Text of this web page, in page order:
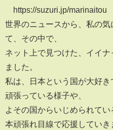
https://suzuri.jp/marinaitou
世界のニュースから、私の気
て、その中で、
ネット上で見つけた、イイ
ました。
私は、日本という国が大好
頑張っている様子や、
よその国からいじめられて
本頑張れ目線で応援していき